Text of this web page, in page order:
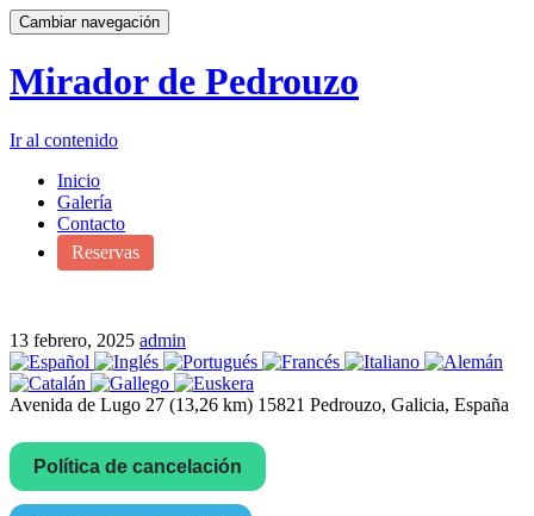
Cambiar navegación
Mirador de Pedrouzo
Ir al contenido
Inicio
Galería
Contacto
Reservas
13 febrero, 2025 admin
Avenida de Lugo 27 (13,26 km) 15821 Pedrouzo, Galicia, España
Política de cancelación